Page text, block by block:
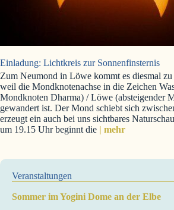
Einladung: Lichtkreis zur Sonnenfinsternis
Zum Neumond in Löwe kommt es diesmal
weil die Mondknotenachse in die Zeichen
Mondknoten Dharma) / Löwe (absteigender
gewandert ist. Der Mond schiebt sich
erzeugt ein auch bei uns sichtbares
um 19.15 Uhr beginnt die | mehr
Veranstaltungen
Sommer im Yogini Dome an der Elbe